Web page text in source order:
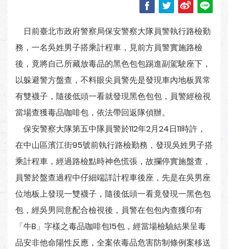
日前臺北市政府警察局保安警察大隊員警執行路檢勤
務，一名吳姓男子搭乘計程車，見前方員警實施路檢
後，竟將自己所藏放毒品的黑色包包踢進副駕駛座下，
以躲避警方盤查，不料眼尖員警先是發現車內地板異常
有雙襪子，隨後低頭一看就發現黑色包包，員警經檢視
當場查獲毒品咖啡包，依法帶回返隊偵辦。
保安警察大隊第五中隊員警於112年2月24日11時許，
在中山區濱江街95號前執行路檢勤務，發現吳姓男子搭
乘計程車，經過路檢點時神色慌張，故攔停實施盤查，
員警於盤查過程中仔細端詳計程車後座，先是在吳男座
位地板上發現一雙襪子，隨後低頭一看竟發現一黑色包
包，經吳男同意配合檢視後，員警在包包內查獲印有
「牛B」字樣之毒品咖啡包15包，經當場檢驗結果呈毒
品安非他命陽性反應，全案依毒品危害防制條例案移送